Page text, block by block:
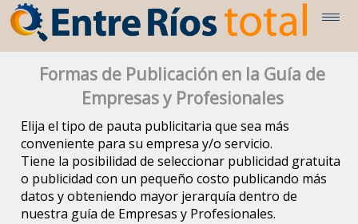
Formas de Publicación en la Guía de
Empresas y Profesionales
Elija el tipo de pauta publicitaria que sea más
conveniente para su empresa y/o servicio.
Tiene la posibilidad de seleccionar publicidad gratuita
o publicidad con un pequeño costo publicando más
datos y obteniendo mayor jerarquía dentro de
nuestra guía de Empresas y Profesionales.